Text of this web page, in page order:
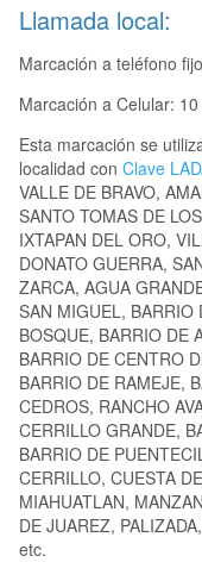
Llamada local:
Marcación a teléfono
Marcación a Celular:
Esta marcación se
localidad con Clave
VALLE DE BRAVO,
SANTO TOMAS DE
IXTAPAN DEL ORO,
DONATO GUERRA,
ZARCA, AGUA
SAN MIGUEL, BARRIO
BOSQUE, BARRIO DE
BARRIO DE CENTRO
BARRIO DE RAMEJE,
CEDROS, RANCHO
CERRILLO GRANDE,
BARRIO DE
CERRILLO, CUESTA
MIAHUATLAN,
DE JUAREZ,
etc.